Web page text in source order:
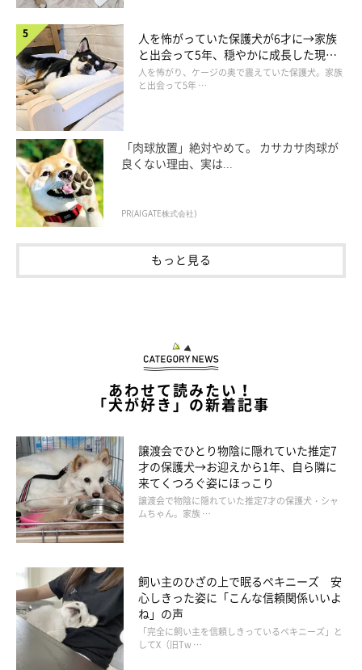
入るんか〜〜〜い！！
@mame_inu0901
飼い主さんも思わず「くるのか？こんのか？くるのか？こんの
か？くるのかーーい」
@mame_inu0901
トコトコと部屋に入ってきて、飼い主さんにナデナデされて喜ぶ
まめすけくんなのでした♪
人を怖がっていた保護犬が6才に→家族
と出会って5年、穏やかに成長した現在
の姿にグッとくる
人を怖がり、ケージの奥で震えていた保護犬。家族
と出会って5年 …
「肉球放置」絶対やめて。 カサカサ肉球が
良くない理由、実は...
PR(AIGATE株式会社)
もっと見る
あわせて読みたい！
「犬が好き」の新着記事
譲渡会でひとり物陰に隠れていた推定7
才の保護犬→お迎えから1年、自ら隣に
来てくつろぐ姿にほっこり
譲渡会で物陰に隠れていた推定7才の保護犬・シャ
ムちゃん。家族 …
飼い主のひざの上で眠るペキニーズ 安
心しきった姿に「こんな信頼関係いいよ
ね」の声
「完全に飼い主を信頼しきっているペキニーズ」と
してX（旧Tw …